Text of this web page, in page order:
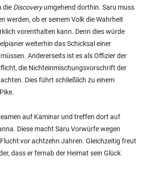
die Discoveryumgehend dorthin. Saru muss
werden, ob er seinem Volk die Wahrheit
vorenthalten kann. Denn dies würde
weiterhin das Schicksal einer
Andererseits ist es als Offizier der
die Nichteinmischungsvorschrift der
achten. Dies führt schließlich zu einem
auf Kaminar und treffen dort auf
Diese macht Saru Vorwürfe wegen
vor achtzehn Jahren. Gleichzeitig freut
dass er fernab der Heimat sein Glück